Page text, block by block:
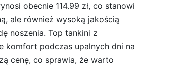
obecnie 114.99 zł, co stanowi
ale również wysoką jakością
noszenia. Top tankini z
komfort podczas upalnych dni na
cenę, co sprawia, że warto